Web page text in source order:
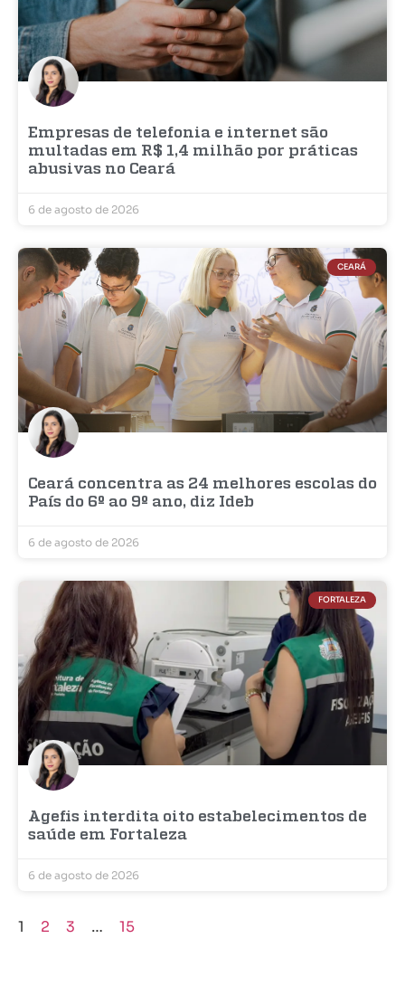
Empresas de telefonia e internet são
multadas em R$ 1,4 milhão por práticas
abusivas no Ceará
6 de agosto de 2026
CEARÁ
Ceará concentra as 24 melhores escolas do
País do 6º ao 9º ano, diz Ideb
6 de agosto de 2026
FORTALEZA
Agefis interdita oito estabelecimentos de
saúde em Fortaleza
6 de agosto de 2026
1 2 3 … 15